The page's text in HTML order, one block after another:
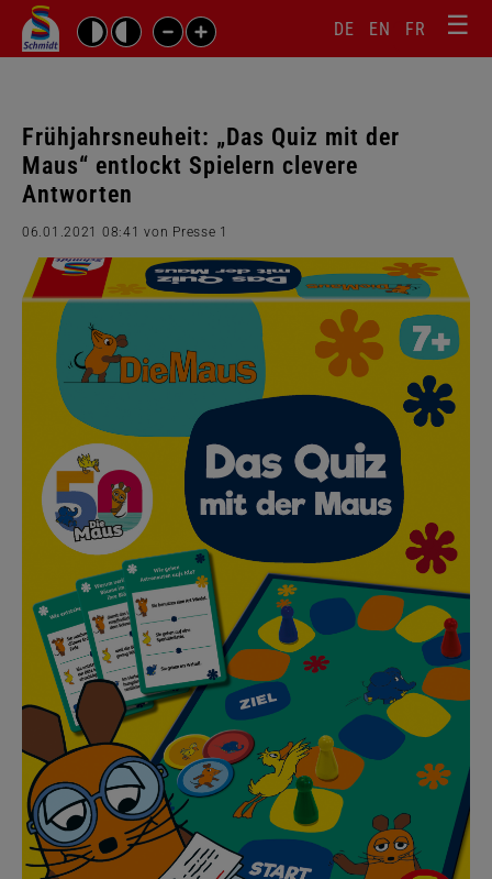
☰
DE EN FR
Suchbegriffe
Frühjahrsneuheit: „Das Quiz mit der
Maus“ entlockt Spielern clevere
Antworten
06.01.2021 08:41 von Presse 1